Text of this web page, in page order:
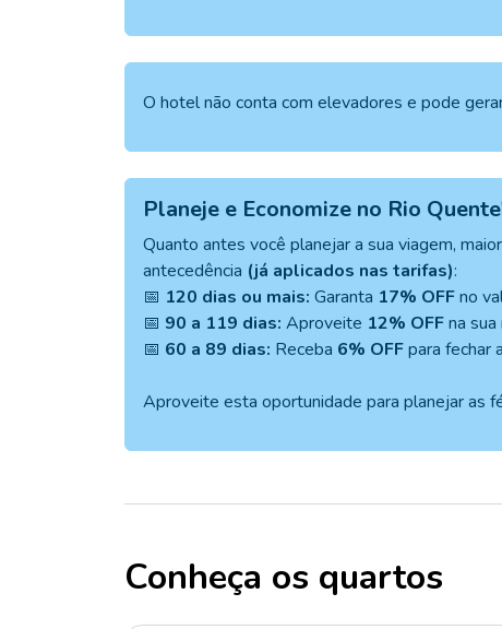
O hotel não conta com elevadores e pode
Planeje e Economize no Rio
Quanto antes você planejar a sua viagem,
antecedência (já aplicados nas tarifas):
📅 120 dias ou mais: Garanta 17% OFFno
📅 90 a 119 dias: Aproveite 12% OFFna sua
📅 60 a 89 dias: Receba 6% OFFpara fechar
Aproveite esta oportunidade para planejar as
Conheça os quartos